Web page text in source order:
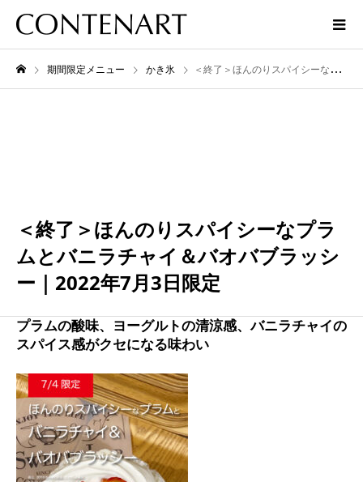
期間限定メニュー かき氷 ＜終了＞ほんのりスパイシーなプラムとバニラチャイ＆バオバブラッシー｜2022年7月3日限定
＜終了＞ほんのりスパイシーなプラ
ムとバニラチャイ＆バオバブラッシ
ー｜2022年7月3日限定
プラムの酸味、ヨーグルトの清涼感、バニラチャイの
スパイス感がクセになる味わい